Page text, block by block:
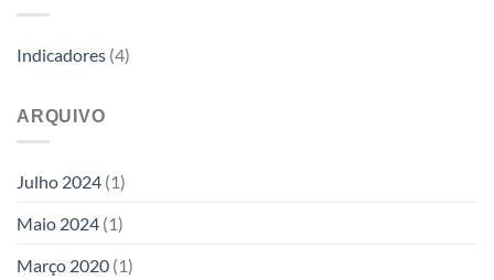
Indicadores (4)
ARQUIVO
Julho 2024 (1)
Maio 2024 (1)
Março 2020 (1)